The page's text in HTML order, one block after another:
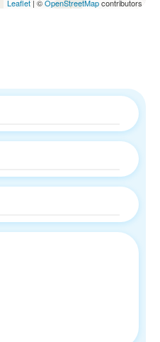
Leaflet | ©OpenStreetMapcontributors